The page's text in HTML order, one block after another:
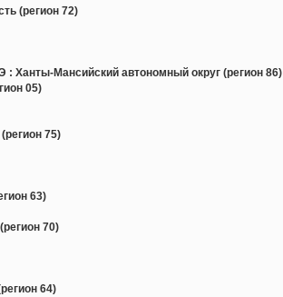
(регион 72)
Мансийский автономный округ (регион 86)
05)
75)
63)
70)
64)